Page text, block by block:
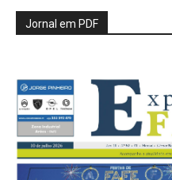
Jornal em PDF